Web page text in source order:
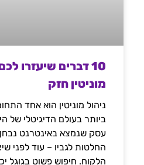
10 דברים שיעזרו
מוניטין חזק
ניהול מוניטין הוא אחד
ביותר בעולם הדיגיטלי של
עסק שנמצא באינטרנט
החלטות לגביו – עוד לפני
הלקוח. חיפוש פשוט בגוגל